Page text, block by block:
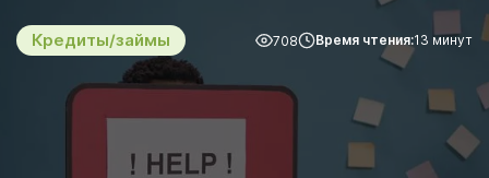
Кредиты/займы 708 Время чтения:13 минут